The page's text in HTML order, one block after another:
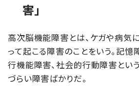
害」
高次脳機能障害とは、ケガや病気
って起こる障害のことをいう。記憶
行機能障害、社会的行動障害とい
づらい障害ばかりだ。